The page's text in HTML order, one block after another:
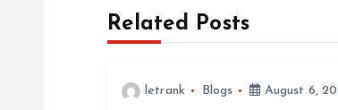
Related Posts
letrank Blogs August 6,